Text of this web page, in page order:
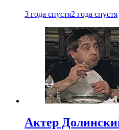
3 года спустя2 года спустя
Актер